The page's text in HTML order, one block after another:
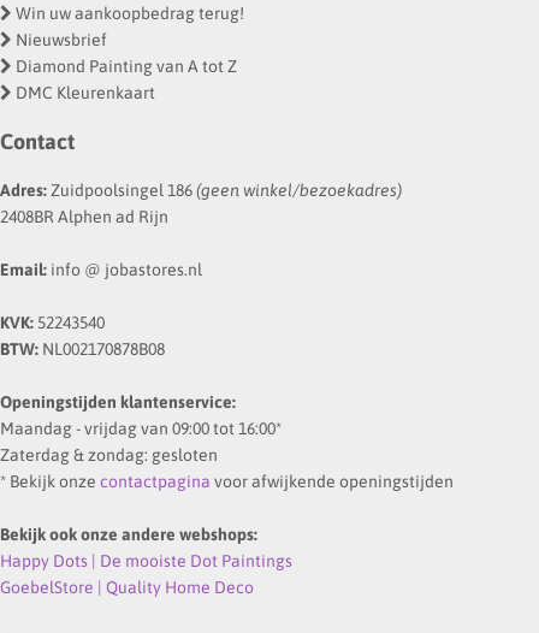
Win uw aankoopbedrag terug!
Nieuwsbrief
Diamond Painting van A tot Z
DMC Kleurenkaart
Contact
Adres:Zuidpoolsingel 186(geen winkel/bezoekadres)
2408BR Alphen ad Rijn
Email: info @ jobastores.nl
KVK: 52243540
BTW: NL002170878B08
Openingstijden klantenservice:
Maandag - vrijdag van 09:00 tot 16:00*
Zaterdag & zondag: gesloten
* Bekijk onze contactpagina voor afwijkende openingstijden
Bekijk ook onze andere webshops:
Happy Dots | De mooiste Dot Paintings
GoebelStore | Quality Home Deco